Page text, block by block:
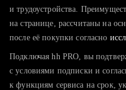
тратите много
хотите сравнить себя с
и трудоустройства.
на странице, рассчитаны на
после её покупки согласно
Подключая hh PRO, вы
с условиями подписки и
к функциям сервиса на срок,